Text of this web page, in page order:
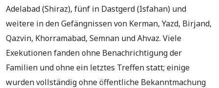
Adelabad (Shiraz), fünf in Dastgerd (Isfahan) und
weitere in den Gefängnissen von Kerman, Yazd, Birjand,
Qazvin, Khorramabad, Semnan und Ahvaz. Viele
Exekutionen fanden ohne Benachrichtigung der
Familien und ohne ein letztes Treffen statt; einige
wurden vollständig ohne öffentliche Bekanntmachung